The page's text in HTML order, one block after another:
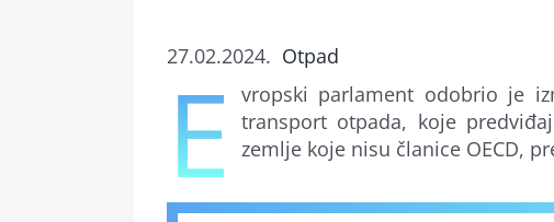
27.02.2024. Otpad
E
vropski parlament odobrio je
transport otpada, koje
zemlje koje nisu članice OECD,